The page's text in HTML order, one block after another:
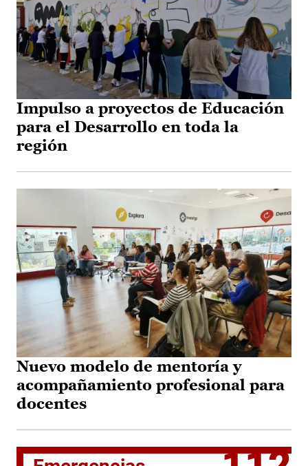
Impulso a proyectos de Educación
para el Desarrollo en toda la
región
Nuevo modelo de mentoría y
acompañamiento profesional para
docentes